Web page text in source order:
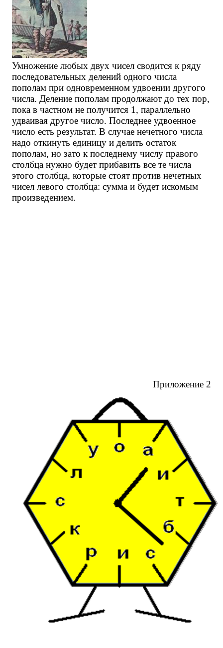
Умножение любых двух чисел сводится к ряду
последовательных делений одного числа
пополам при одновременном удвоении другого
числа. Деление пополам продолжают до тех пор,
пока в частном не получится 1, параллельно
удваивая другое число. Последнее удвоенное
число есть результат. В случае нечетного числа
надо откинуть единицу и делить остаток
пополам, но зато к последнему числу правого
столбца нужно будет прибавить все те числа
этого столбца, которые стоят против нечетных
чисел левого столбца: сумма и будет искомым
произведением.
Приложение 2